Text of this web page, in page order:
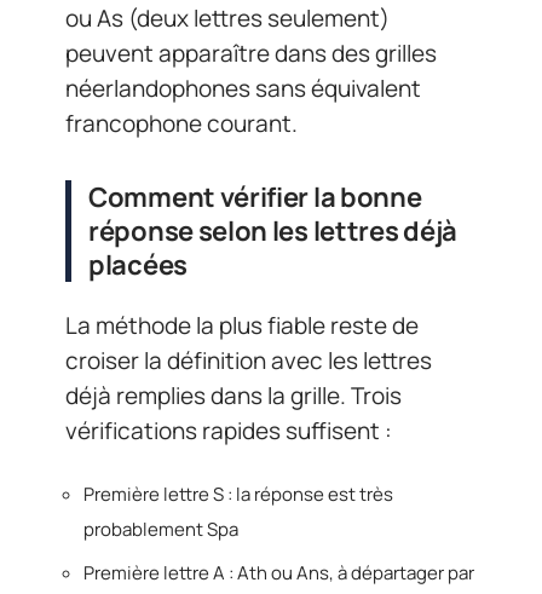
ou As (deux lettres seulement)
peuvent apparaître dans des grilles
néerlandophones sans équivalent
francophone courant.
Comment vérifier la bonne
réponse selon les lettres déjà
placées
La méthode la plus fiable reste de
croiser la définition avec les lettres
déjà remplies dans la grille. Trois
vérifications rapides suffisent :
Première lettre S : la réponse est très
probablement Spa
Première lettre A : Ath ou Ans, à départager par